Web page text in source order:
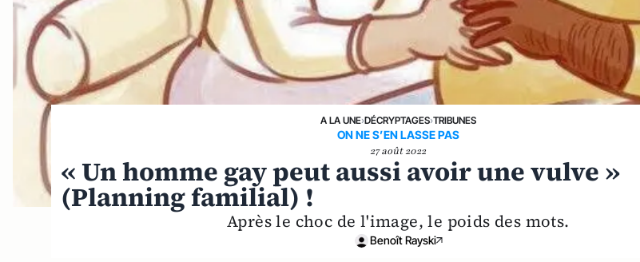
A LA UNE›DÉCRYPTAGES›TRIBUNES
ON NE S’EN LASSE PAS
27 août 2022
« Un homme gay peut aussi avoir une vulve »
(Planning familial) !
Après le choc de l'image, le poids des mots.
Benoît Rayski